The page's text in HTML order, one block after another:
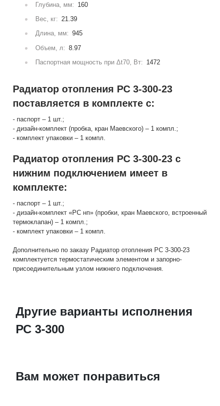
Глубина, мм: 160
Вес, кг: 21.39
Длина, мм: 945
Объем, л: 8.97
Паспортная мощность при Δt70, Вт: 1472
Радиатор отопления РС 3-300-23
поставляется в комплекте с:
- паспорт – 1 шт.;
- дизайн-комплект (пробка, кран Маевского) – 1 компл.;
- комплект упаковки – 1 компл.
Радиатор отопления РС 3-300-23 с
нижним подключением имеет в
комплекте:
- паспорт – 1 шт.;
- дизайн-комплект «РС нп» (пробки, кран Маевского, встроенный
термоклапан) – 1 компл.;
- комплект упаковки – 1 компл.
Дополнительно по заказу Радиатор отопления РС 3-300-23
комплектуется термостатическим элементом и запорно-
присоединительным узлом нижнего подключения.
Другие варианты исполнения
РС 3-300
Вам может понравиться